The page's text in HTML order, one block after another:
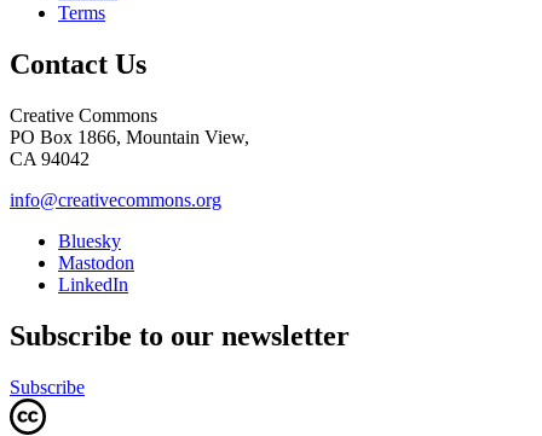
Terms
Contact Us
Creative Commons
PO Box 1866, Mountain View,
CA 94042
info@creativecommons.org
Bluesky
Mastodon
LinkedIn
Subscribe to our newsletter
Subscribe